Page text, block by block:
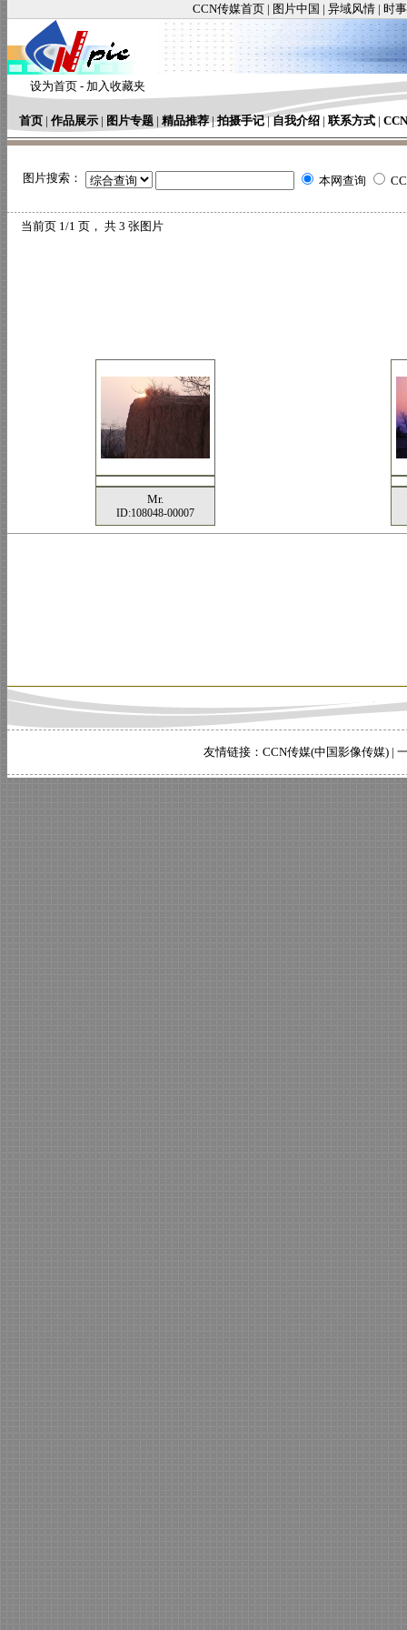
CCN传媒首页 | 图片中国 | 异域风情 | 时
设为首页 - 加入收藏夹
首页 | 作品展示 | 图片专题 | 精品推荐|拍摄手记|自我介绍 | 联系方式 |
图片搜索： 本网查询
当前页 1/1 页， 共 3 张图片
Mr.
ID:108048-00007
友情链接： CCN传媒(中国影像传媒) |